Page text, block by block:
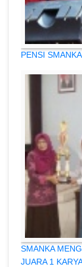
PENSI SMANKA
SMANKA
JUARA 1